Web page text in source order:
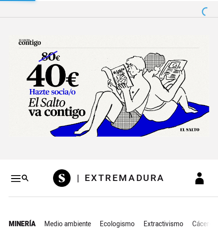
Salto a contenido
| EXTREMADURA
MINERÍA Medio ambiente Ecologismo Extractivismo Cáceres